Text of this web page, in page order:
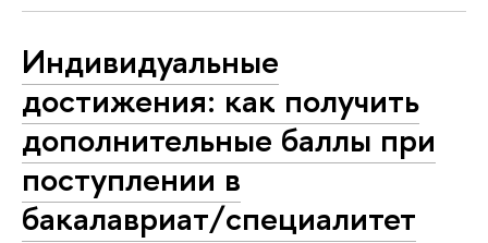
Индивидуальные
достижения: как получить
дополнительные баллы при
поступлении в
бакалавриат/специалитет